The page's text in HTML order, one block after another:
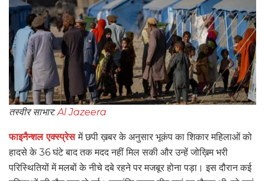
तस्वीर साभार:Al Jazeera
फाइनैन्शल एक्स्प्रेसमें छपी ख़बर के अनुसार भूकंप का शिकार महिलाओं को
हादसे के 36 घंटे बाद तक मदद नहीं मिल सकी और उन्हें जोख़िम भरी
परिस्थितियों में मलबों के नीचे दबे रहने पर मजबूर होना पड़ा। इस दौरान कई